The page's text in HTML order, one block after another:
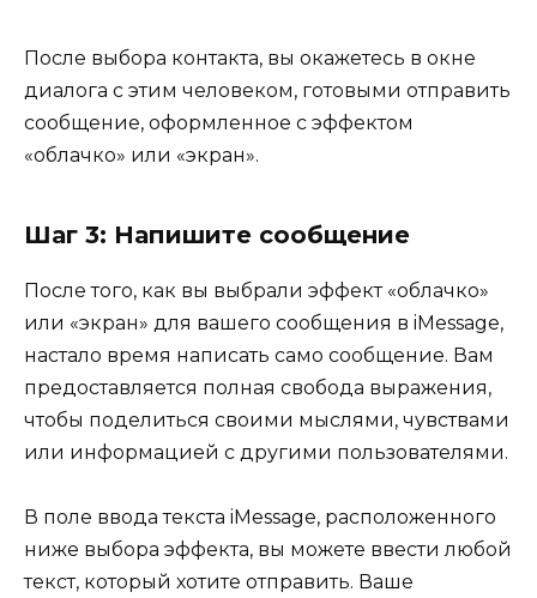
После выбора контакта, вы окажетесь в окне
диалога с этим человеком, готовыми отправить
сообщение, оформленное с эффектом
«облачко» или «экран».
Шаг 3: Напишите сообщение
После того, как вы выбрали эффект «облачко»
или «экран» для вашего сообщения в iMessage,
настало время написать само сообщение. Вам
предоставляется полная свобода выражения,
чтобы поделиться своими мыслями, чувствами
или информацией с другими пользователями.
В поле ввода текста iMessage, расположенного
ниже выбора эффекта, вы можете ввести любой
текст, который хотите отправить. Ваше